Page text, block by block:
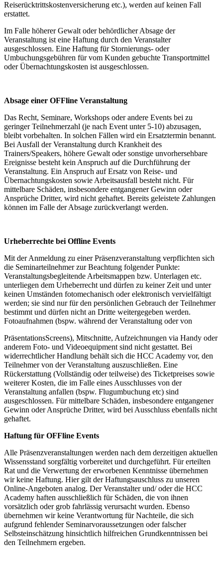
Reiserücktrittskostenversicherung etc.), werden auf keinen Fall
erstattet.
Im Falle höherer Gewalt oder behördlicher Absage der
Veranstaltung ist eine Haftung durch den Veranstalter
ausgeschlossen. Eine Haftung für Stornierungs- oder
Umbuchungsgebühren für vom Kunden gebuchte Transportmittel
oder Übernachtungskosten ist ausgeschlossen.
Absage einer OFFline Veranstaltung
Das Recht, Seminare, Workshops oder andere Events bei zu
geringer Teilnehmerzahl (je nach Event unter 5-10) abzusagen,
bleibt vorbehalten. In solchen Fällen wird ein Ersatztermin benannt.
Bei Ausfall der Veranstaltung durch Krankheit des
Trainers/Speakers, höhere Gewalt oder sonstige unvorhersehbare
Ereignisse besteht kein Anspruch auf die Durchführung der
Veranstaltung. Ein Anspruch auf Ersatz von Reise- und
Übernachtungskosten sowie Arbeitsausfall besteht nicht. Für
mittelbare Schäden, insbesondere entgangener Gewinn oder
Ansprüche Dritter, wird nicht gehaftet. Bereits geleistete Zahlungen
können im Falle der Absage zurückverlangt werden.
Urheberrechte bei Offline Events
Mit der Anmeldung zu einer Präsenzveranstaltung verpflichten sich
die Seminarteilnehmer zur Beachtung folgender Punkte:
Veranstaltungsbegleitende Arbeitsmappen bzw. Unterlagen etc.
unterliegen dem Urheberrecht und dürfen zu keiner Zeit und unter
keinen Umständen fotomechanisch oder elektronisch vervielfältigt
werden; sie sind nur für den persönlichen Gebrauch der Teilnehmer
bestimmt und dürfen nicht an Dritte weitergegeben werden.
Fotoaufnahmen (bspw. während der Veranstaltung oder von
PräsentationsScreens), Mitschnitte, Aufzeichnungen via Handy oder
anderem Foto- und Videoequipment sind nicht gestattet. Bei
widerrechtlicher Handlung behält sich die HCC Academy vor, den
Teilnehmer von der Veranstaltung auszuschließen. Eine
Rückerstattung (Vollständig oder teilweise) des Ticketpreises sowie
weiterer Kosten, die im Falle eines Ausschlusses von der
Veranstaltung anfallen (bspw. Flugumbuchung etc) sind
ausgeschlossen. Für mittelbare Schäden, insbesondere entgangener
Gewinn oder Ansprüche Dritter, wird bei Ausschluss ebenfalls nicht
gehaftet.
Haftung für OFFline Events
Alle Präsenzveranstaltungen werden nach dem derzeitigen aktuellen
Wissensstand sorgfältig vorbereitet und durchgeführt. Für erteilten
Rat und die Verwertung der erworbenen Kenntnisse übernehmen
wir keine Haftung. Hier gilt der Haftungsauschluss zu unseren
Online-Angeboten analog. Der Veranstalter und/ oder die HCC
Academy haften ausschließlich für Schäden, die von ihnen
vorsätzlich oder grob fahrlässig verursacht wurden. Ebenso
übernehmen wir keine Verantwortung für Nachteile, die sich
aufgrund fehlender Seminarvoraussetzungen oder falscher
Selbsteinschätzung hinsichtlich hilfreichen Grundkenntnissen bei
den Teilnehmern ergeben.